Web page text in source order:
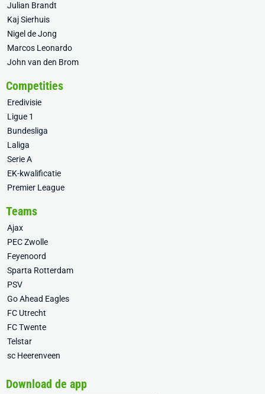
Julian Brandt
Kaj Sierhuis
Nigel de Jong
Marcos Leonardo
John van den Brom
Competities
Eredivisie
Ligue 1
Bundesliga
Laliga
Serie A
EK-kwalificatie
Premier League
Teams
Ajax
PEC Zwolle
Feyenoord
Sparta Rotterdam
PSV
Go Ahead Eagles
FC Utrecht
FC Twente
Telstar
sc Heerenveen
Download de app